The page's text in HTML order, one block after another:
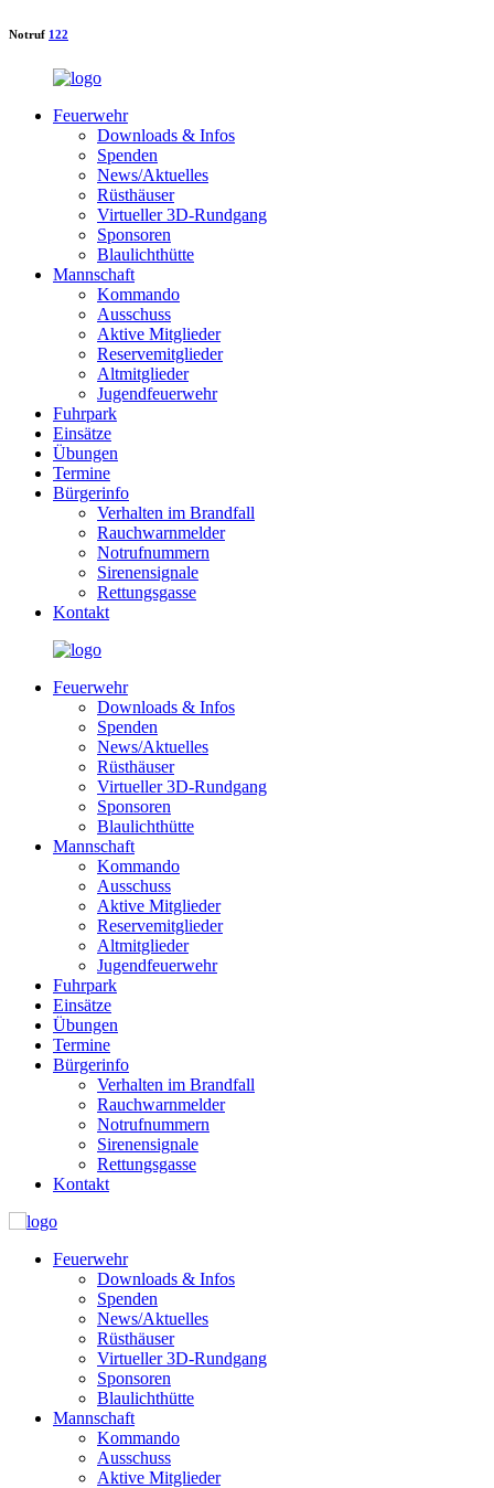
Notruf 122
Feuerwehr
Downloads & Infos
Spenden
News/Aktuelles
Rüsthäuser
Virtueller 3D-Rundgang
Sponsoren
Blaulichthütte
Mannschaft
Kommando
Ausschuss
Aktive Mitglieder
Reservemitglieder
Altmitglieder
Jugendfeuerwehr
Fuhrpark
Einsätze
Übungen
Termine
Bürgerinfo
Verhalten im Brandfall
Rauchwarnmelder
Notrufnummern
Sirenensignale
Rettungsgasse
Kontakt
Feuerwehr
Downloads & Infos
Spenden
News/Aktuelles
Rüsthäuser
Virtueller 3D-Rundgang
Sponsoren
Blaulichthütte
Mannschaft
Kommando
Ausschuss
Aktive Mitglieder
Reservemitglieder
Altmitglieder
Jugendfeuerwehr
Fuhrpark
Einsätze
Übungen
Termine
Bürgerinfo
Verhalten im Brandfall
Rauchwarnmelder
Notrufnummern
Sirenensignale
Rettungsgasse
Kontakt
Feuerwehr
Downloads & Infos
Spenden
News/Aktuelles
Rüsthäuser
Virtueller 3D-Rundgang
Sponsoren
Blaulichthütte
Mannschaft
Kommando
Ausschuss
Aktive Mitglieder